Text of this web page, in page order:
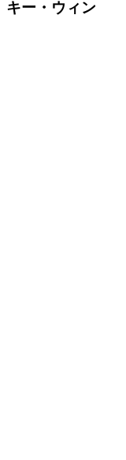
キー・ウィン